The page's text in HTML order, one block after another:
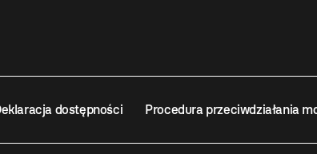
dostępności Procedura przeciwdziałania